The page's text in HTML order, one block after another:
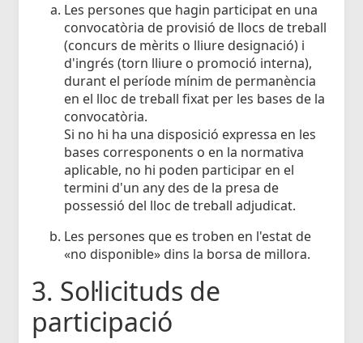
Les persones que hagin participat en una
convocatòria de provisió de llocs de treball
(concurs de mèrits o lliure designació) i
d'ingrés (torn lliure o promoció interna),
durant el període mínim de permanència
en el lloc de treball fixat per les bases de la
convocatòria.
Si no hi ha una disposició expressa en les
bases corresponents o en la normativa
aplicable, no hi poden participar en el
termini d'un any des de la presa de
possessió del lloc de treball adjudicat.
Les persones que es troben en l'estat de
«no disponible» dins la borsa de millora.
3. Sol·licituds de
participació